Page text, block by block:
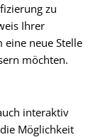
zu
Ihrer
eine neue Stelle
möchten.
interaktiv
Möglichkeit